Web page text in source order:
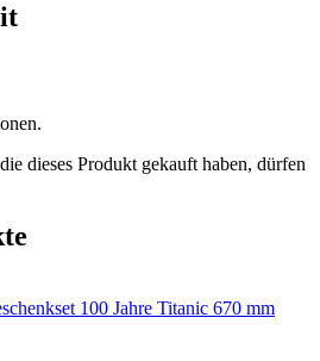
dieses Produkt gekauft haben, dürfen